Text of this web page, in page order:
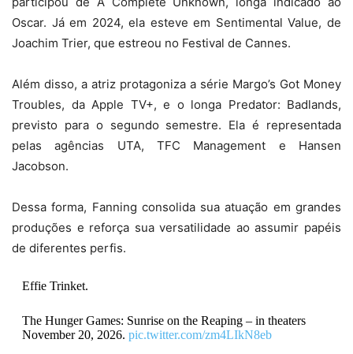
Oscar. Já em 2024, ela esteve em Sentimental Value, de
Joachim Trier, que estreou no Festival de Cannes.
Além disso, a atriz protagoniza a série Margo’s Got Money
Troubles, da Apple TV+, e o longa Predator: Badlands,
previsto para o segundo semestre. Ela é representada
pelas agências UTA, TFC Management e Hansen
Jacobson.
Dessa forma, Fanning consolida sua atuação em grandes
produções e reforça sua versatilidade ao assumir papéis
de diferentes perfis.
Effie Trinket.
The Hunger Games: Sunrise on the Reaping – in theaters
November 20, 2026. pic.twitter.com/zm4LIkN8eb